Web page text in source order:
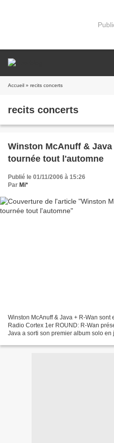
Accueil » recits concerts
recits concerts
Winston McAnuff &
tournée tout l'automne
Publié le 01/11/2006 à 15:26
Par Mi*
Winston McAnuff & Java + R-Wan
Radio Cortex 1er ROUND: R-Wan
Java a sorti son premier album solo en